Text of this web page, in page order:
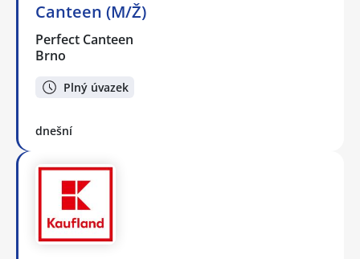
Canteen (M/Ž)
Perfect Canteen
Brno
Plný úvazek
dnešní